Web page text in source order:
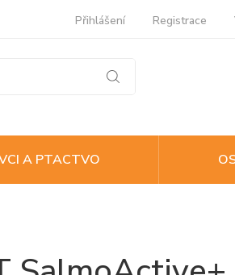
Přihlášení Registrace
A PTACTVO